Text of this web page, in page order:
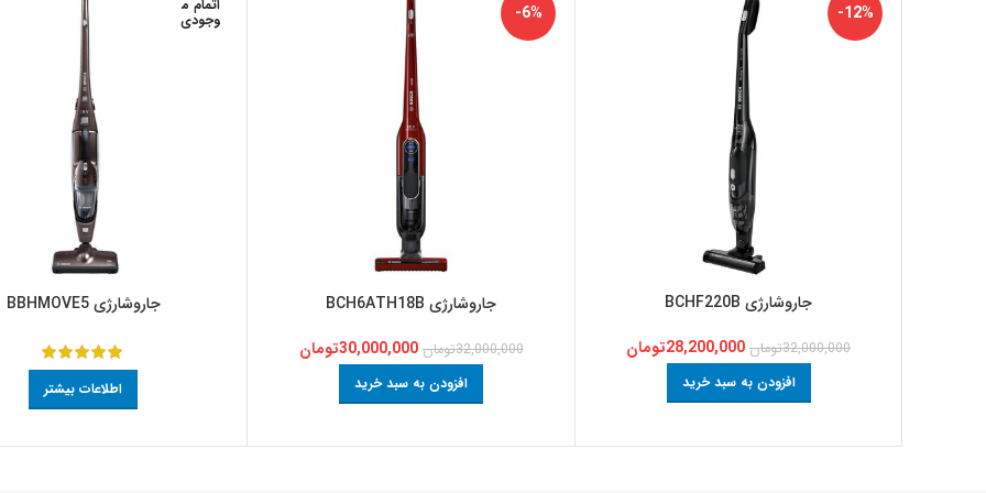
-12%
جاروشارژی BCHF220B
32,000,000تومان 28,200,000تومان
افزودن به سبد خرید
-6%
جاروشارژی BCH6ATH18B
32,000,000تومان 30,000,000تومان
افزودن به سبد خرید
اتمام م
وجودی
جاروشارژی BBHMOVE5
اطلاعات بیشتر